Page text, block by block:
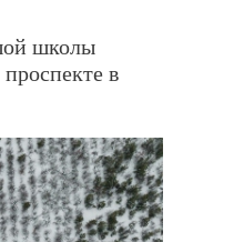
школы
в